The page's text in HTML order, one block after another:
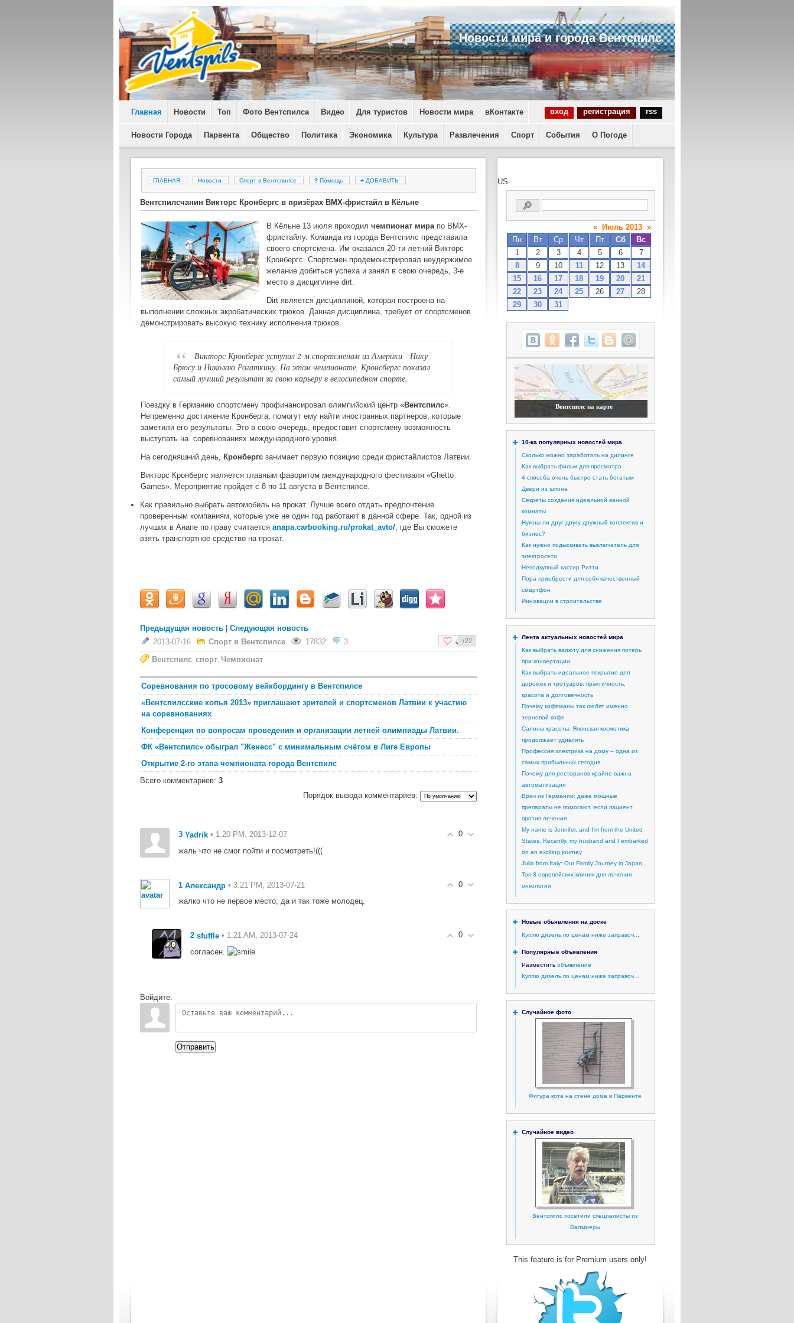
Новости мира и города Вентспилс
Главная Новости Топ Фото Вентспилса Видео Для туристов Новости мира вКонтакте вход регистрация rss
Новости Города Парвента Общество Политика Экономика Культура Развлечения Спорт События О Погоде
ГЛАВНАЯ Новости Спорт в Вентспилсе ? Помощь + ДОБАВИТЬ
Вентспилсчанин Викторс Кронбергс в призёрах ВМХ-фристайл в Кёльне
В Кёльне 13 июля проходил чемпионат мирапо ВМХ-
фристайлу. Команда из города Вентспилс представила
своего спортсмена. Им оказался 20-ти летний Викторс
Кронбергс. Спортсмен продемонстрировал неудержимое
желание добиться успеха и занял в свою очередь, 3-е
место в дисциплине dirt.
Dirt является дисциплиной, которая построена на
выполнении сложных акробатических трюков. Данная дисциплина, требует от спортсменов
демонстрировать высокую технику исполнения трюков.
Викторс Кронбергс уступил 2-м спортсменам из Америки - Нику
Брюсу и Николаю Рогаткину. На этом чемпионате, Кронсбергс показал
самый лучший результат за свою карьеру в велосипедном спорте.
Поездку в Германию спортсмену профинансировал олимпийский центр «Вентспилс».
Непременно достижение Кронберга, помогут ему найти иностранных партнеров, которые
заметили его результаты. Это в свою очередь, предоставит спортсмену возможность
выступать на соревнованиях международного уровня.
На сегодняшний день, Кронбергс занимает первую позицию среди фристайлистов Латвии.
Викторс Кронбергс является главным фаворитом международного фестиваля «Ghetto
Games». Мероприятие пройдет с 8 по 11 августа в Вентспилсе.
Как правильно выбрать автомобиль на прокат. Лучше всего отдать предпочтение
проверенным компаниям, которые уже не один год работают в данной сфере. Так, одной из
лучших в Анапе по праву считается anapa.carbooking.ru/prokat_avto/, где Вы сможете
взять транспортное средство на прокат.
Предыдущая новость
Следующая новость
2013-07-16
Спорт в Вентспилсе 17832 3 +22
Вентспилс спорт Чемпионат
Соревнования по тросовому вейкбордингу в Вентспилсе
«Вентспилсские копья 2013» приглашают зрителей и спортсменов Латвии к участию
на соревнованиях
Конференция по вопросам проведения и организации летней олимпиады Латвии.
ФК «Вентспилс» обыграл "Женесс" с минимальным счётом в Лиге Европы
Открытие 2-го этапа чемпионата города Вентспилс
Всего комментариев: 3
Порядок вывода комментариев:
0
3 Yadrik • 1:20 PM, 2013-12-07
жаль что не смог пойти и посмотреть!(((
0
1 Александр • 3:21 PM, 2013-07-21
жалко что не первое место, да и так тоже молодец.
0
2 sfuffle • 1:21 AM, 2013-07-24
согласен.
Войдите:
Отправить
US
« Июль 2013 »
Пн
Вт Ср Чт Пт Сб
Вс
1
2 3 4 5 6
7
8
9 10 11 12 13
14
15
16 17 18 19 20
21
22
23 24 25 26 27
28
29
30 31
Вентспилс на карте
10-ка популярных новостей мира
Сколько можно заработать на дилинге
Как выбрать фильм для просмотра
4 способа очень быстро стать богатым
Двери из шпона
Секреты создания идеальной ванной
комнаты
Нужны ли друг другу дружный коллектив и
бизнес?
Как нужно подыскивать выключатель для
электросети
Неподкупный кассир Ритти
Пора приобрести для себя качественный
смартфон
Инновации в строительстве
Лента актуальных новостей мира
Как выбрать валюту для снижения потерь
при конвертации
Как выбрать идеальное покрытие для
дорожек и тротуаров: практичность,
красота и долговечность
Почему кофеманы так любят именно
зерновой кофе
Салоны красоты: Японская косметика
продолжает удивлять
Профессия электрика на дому – одна из
самых прибыльных сегодня
Почему для ресторанов крайне важна
автоматизация
Врач из Германии: даже мощные
препараты не помогают, если пациент
против лечения
My name is Jennifer, and I’m from the United
States. Recently, my husband and I embarked
on an exciting journey
Julia from Italy: Our Family Journey in Japan
Топ-3 европейских клиник для лечения
онкологии
Новые обьявления на доске
Куплю дизель по ценам ниже заправоч...
Популярные объявления
Разместить объявление
Куплю дизель по ценам ниже заправоч...
Случайное фото
Фигура кота на стене дома в Парвенте
Случайное видео
Вентспилс посетили специалисты из
Валмиеры
This feature is for Premium users only!